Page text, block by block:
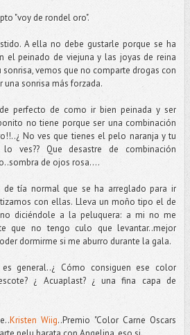
"voy de rondel oro".
A ella no debe gustarle porque se ha
el peinado de viejuna y las joyas de reina
sonrisa, vemos que no comparte drogas con
una sonrisa más forzada.
perfecto de como ir bien peinada y ser
no tiene porque ser una combinación
No ves que tienes el pelo naranja y tu
ves?? Que desastre de combinación
de ojos rosa....
de tía normal que se ha arreglado para ir
con ellas. Lleva un moño tipo el de
diciéndole a la peluquera: a mi no me
que no tengo culo que levantar..mejor
dormirme si me aburro durante la gala.
general..¿ Cómo consiguen ese color
¿ Acuaplast? ¿ una fina capa de
Kristen Wiig..Premio "Color Carne Oscars